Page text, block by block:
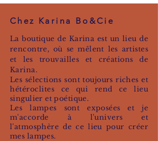
Chez Karina Bo&Cie
La boutique de Karina est un lieu de
rencontre, où se mêlent les artistes
et les trouvailles et créations de
Karina.
Les sélections sont toujours riches et
hétéroclites ce qui rend ce lieu
singulier et poétique.
Les lampes sont exposées et je
m'accorde à l'univers et
l'atmosphère de ce lieu pour créer
mes lampes.